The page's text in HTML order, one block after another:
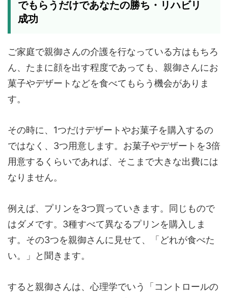
でもらうだけであなたの勝ち・リハビリ
成功
ご家庭で親御さんの介護を行なっている方はもちろ
ん、たまに顔を出す程度であっても、親御さんにお
菓子やデザートなどを食べてもらう機会がありま
す。
その時に、1つだけデザートやお菓子を購入するの
ではなく、3つ用意します。お菓子やデザートを3倍
用意するくらいであれば、そこまで大きな出費には
なりません。
例えば、プリンを3つ買っていきます。同じもので
はダメです。3種すべて異なるプリンを購入しま
す。その3つを親御さんに見せて、「どれが食べた
い。」と聞きます。
すると親御さんは、心理学でいう「コントロールの